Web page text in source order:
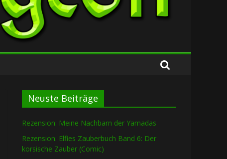
Neuste Beiträge
Rezension: Meine Nachbarn der Yamadas
Rezension: Elfies Zauberbuch Band 6: Der
korsische Zauber (Comic)